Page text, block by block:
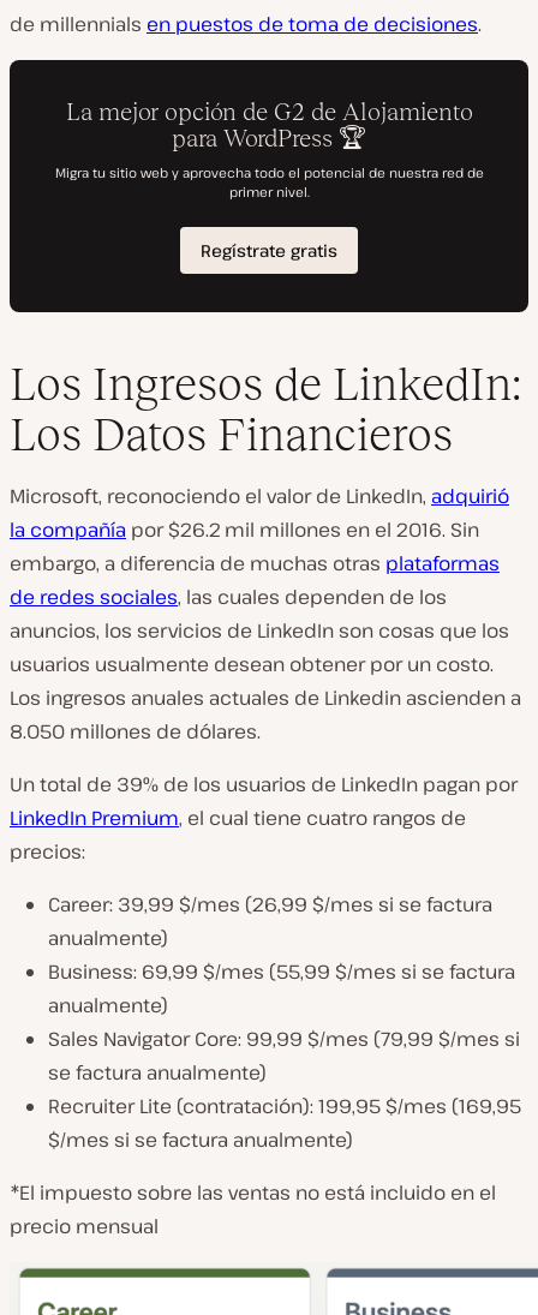
de millennials en puestos de toma de decisiones.
Los Ingresos de LinkedIn:
Los Datos Financieros
Microsoft, reconociendo el valor de LinkedIn, adquirió
la compañía por $26.2 mil millones en el 2016. Sin
embargo, a diferencia de muchas otras plataformas
de redes sociales, las cuales dependen de los
anuncios, los servicios de LinkedIn son cosas que los
usuarios usualmente desean obtener por un costo.
Los ingresos anuales actuales de Linkedin ascienden a
8.050 millones de dólares.
Un total de 39% de los usuarios de LinkedIn pagan por
LinkedIn Premium, el cual tiene cuatro rangos de
precios:
Career: 39,99 $/mes (26,99 $/mes si se factura
anualmente)
Business: 69,99 $/mes (55,99 $/mes si se factura
anualmente)
Sales Navigator Core: 99,99 $/mes (79,99 $/mes si
se factura anualmente)
Recruiter Lite (contratación): 199,95 $/mes (169,95
$/mes si se factura anualmente)
*El impuesto sobre las ventas no está incluido en el
precio mensual